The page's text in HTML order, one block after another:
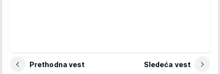
Prethodna vest Sledeća vest